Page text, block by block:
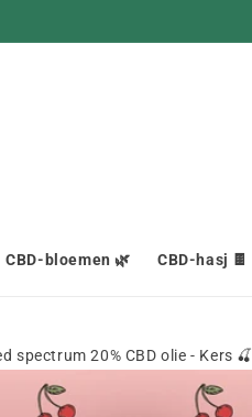
CBD-bloemen 🌿 CBD-hasj 🍫
spectrum 20% CBD olie - Kers 🍒